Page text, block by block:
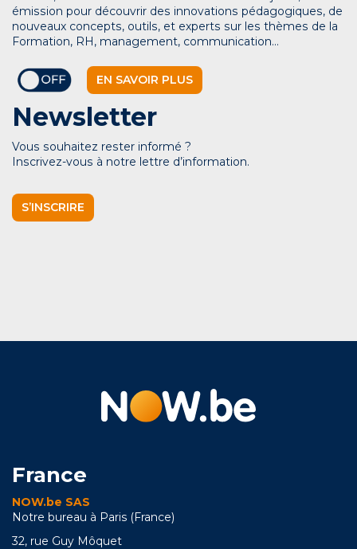
émission pour découvrir des innovations pédagogiques, de
nouveaux concepts, outils, et experts sur les thèmes de la
Formation, RH, management, communication…
EN SAVOIR PLUS
Newsletter
Vous souhaitez rester informé ?
Inscrivez-vous à notre lettre d’information.
S’INSCRIRE
France
NOW.be SAS
Notre bureau à Paris (France)
32, rue Guy Môquet